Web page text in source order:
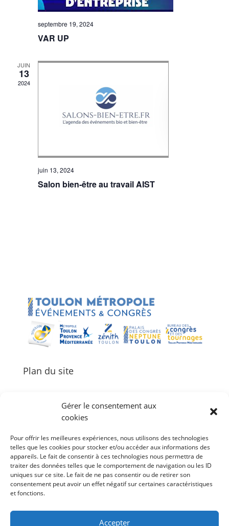
Gérer le consentement aux
cookies
Pour offrir les meilleures expériences, nous utilisons des technologies
telles que les cookies pour stocker et/ou accéder aux informations des
appareils. Le fait de consentir à ces technologies nous permettra de
traiter des données telles que le comportement de navigation ou les ID
uniques sur ce site. Le fait de ne pas consentir ou de retirer son
consentement peut avoir un effet négatif sur certaines caractéristiques
et fonctions.
Accepter
septembre 19, 2024
VAR UP
JUIN
13
2024
juin 13, 2024
Salon bien-être au travail AIST
Plan du site
Zénith de Toulon
Bureau des Congrès et des Tournages
Événements
Agenda